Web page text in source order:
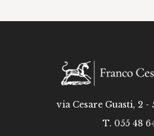
via Cesare Guasti, 2 -
T. 055 48